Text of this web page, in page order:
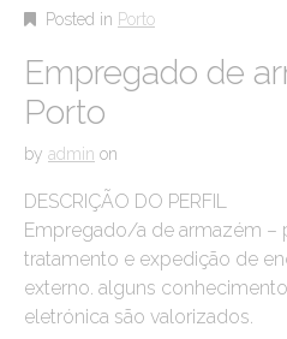
Posted in Porto
Empregado de
Porto
by admin on
DESCRIÇÃO DO PERFIL
Empregado/a de armazém –
tratamento e expedição de
externo. alguns
eletrónica são valorizados.